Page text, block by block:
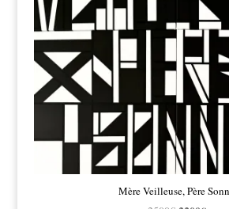
Mère Veilleuse, Père